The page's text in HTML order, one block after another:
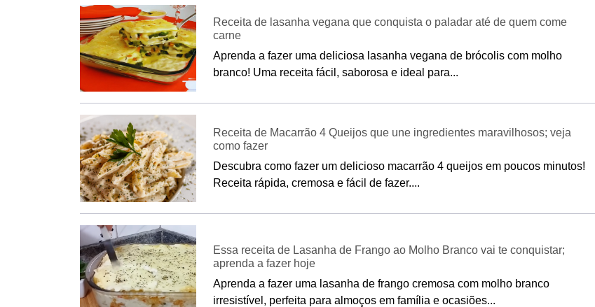
Receita de lasanha vegana que conquista o paladar até de quem come
carne
Aprenda a fazer uma deliciosa lasanha vegana de brócolis com molho
branco! Uma receita fácil, saborosa e ideal para...
Receita de Macarrão 4 Queijos que une ingredientes maravilhosos; veja
como fazer
Descubra como fazer um delicioso macarrão 4 queijos em poucos minutos!
Receita rápida, cremosa e fácil de fazer....
Essa receita de Lasanha de Frango ao Molho Branco vai te conquistar;
aprenda a fazer hoje
Aprenda a fazer uma lasanha de frango cremosa com molho branco
irresistível, perfeita para almoços em família e ocasiões...